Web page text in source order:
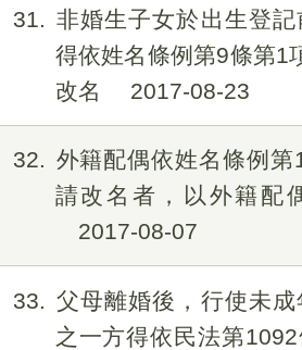
31
非婚生子女於出生登
得依姓名條例第9條第1
改名
2017-08-23
32
外籍配偶依姓名條例第
請改名者，以外籍配
2017-08-07
33
父母離婚後，行使未
之一方得依民法第